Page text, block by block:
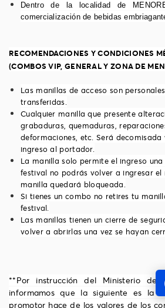
Dentro de la localidad de
comercialización de bebidas
RECOMENDACIONES Y CONDICIONES
(COMBOS VIP, GENERAL Y ZONA DE
Las manillas de acceso son
transferidas.
Cualquier manilla que presente
grabaduras, quemaduras,
deformaciones, etc. Será
ingreso al portador.
La manilla solo permite el ingreso
festival no podrás volver a ingresar
manilla quedará bloqueada.
Si tienes un combo no retires tu
festival.
Las manillas tienen un cierre de
volver a abrirlas una vez se hayan
**Por instrucción del Ministerio de
informamos que la siguiente es la
promotor hace de los valores de los